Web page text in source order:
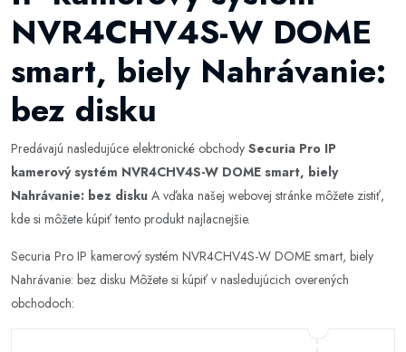
NVR4CHV4S-W DOME
smart, biely Nahrávanie:
bez disku
Predávajú nasledujúce elektronické obchody Securia Pro IP
kamerový systém NVR4CHV4S-W DOME smart, biely
Nahrávanie: bez disku A vďaka našej webovej stránke môžete zistiť,
kde si môžete kúpiť tento produkt najlacnejšie.
Securia Pro IP kamerový systém NVR4CHV4S-W DOME smart, biely
Nahrávanie: bez disku Môžete si kúpiť v nasledujúcich overených
obchodoch: